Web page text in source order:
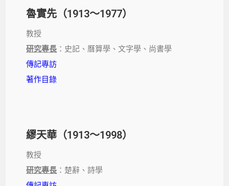
魯實先（1913～1977）
教授
研究專長 ：史記、曆算學、文字學、尚書學
傳記專訪
著作目錄
繆天華（1913～1998）
教授
研究專長 ：楚辭、詩學